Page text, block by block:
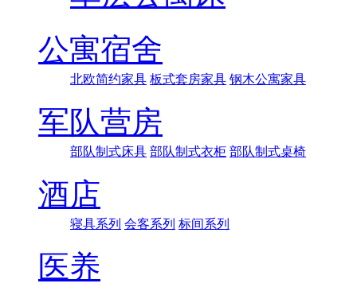
公寓宿舍
北欧简约家具 板式套房家具 钢木公寓家具
军队营房
部队制式床具 部队制式衣柜 部队制式桌椅
酒店
寝具系列 会客系列 标间系列
医养